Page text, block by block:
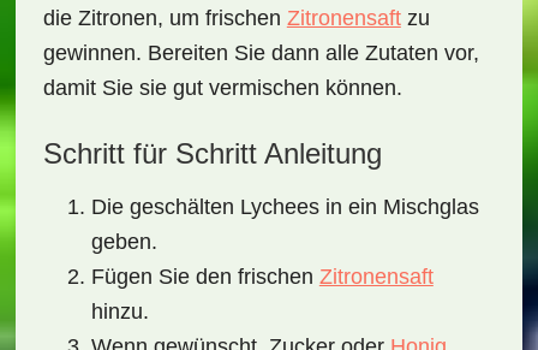
die Zitronen, um frischen Zitronensaftzu
gewinnen. Bereiten Sie dann alle Zutaten vor,
damit Sie sie gut vermischen können.
Schritt für Schritt Anleitung
Die geschälten Lychees in ein Mischglas
geben.
Fügen Sie den frischen Zitronensaft
hinzu.